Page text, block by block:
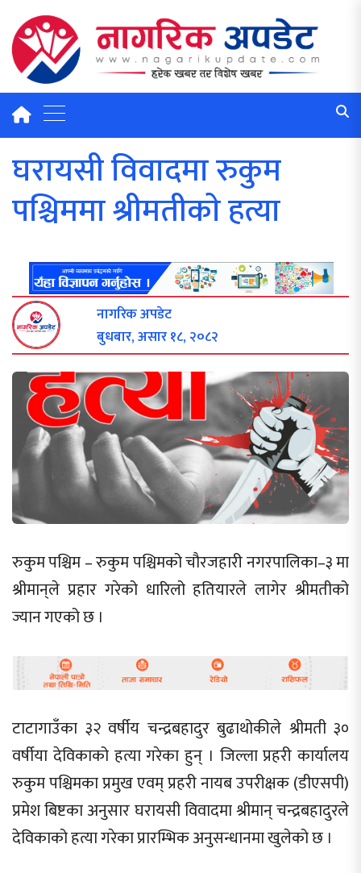
घरायसी विवादमा रुकुम
पश्चिममा श्रीमतीकाे हत्या
नागरिक अपडेट
बुधबार, असार १८, २०८२
रुकुम पश्चिम – रुकुम पश्चिमको चौरजहारी नगरपालिका–३ मा
श्रीमान‍्ले प्रहार गरेको धारिलो हतियारले लागेर श्रीमतीको
ज्यान गएको छ ।
टाटागाउँका ३२ वर्षीय चन्द्रबहादुर बुढाथोकीले श्रीमती ३०
वर्षीया देविकाको हत्या गरेका हुन् । जिल्ला प्रहरी कार्यालय
रुकुम पश्चिमका प्रमुख एवम् प्रहरी नायब उपरीक्षक (डीएसपी)
प्रमेश बिष्टका अनुसार घरायसी विवादमा श्रीमान् चन्द्रबहादुरले
देविकाको हत्या गरेका प्रारम्भिक अनुसन्धानमा खुलेको छ ।